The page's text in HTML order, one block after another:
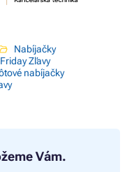
Nabíjačky
Zľavy
nabíjačky
Vám.